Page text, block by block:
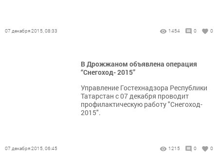
07 декабря 2015, 08:33 1454 0 0
В Дрожжаном объявлена операция
“Снегоход- 2015”
Управление Гостехнадзора Республики
Татарстан с 07 декабря проводит
профилактическую работу "Снегоход-
2015".
07 декабря 2015, 06:45 1215 0 0